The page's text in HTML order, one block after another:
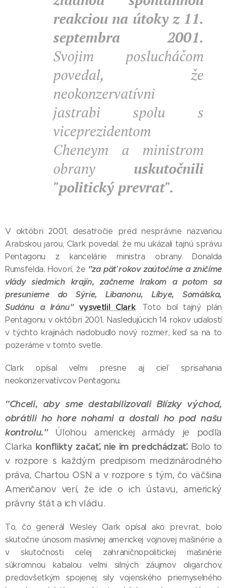
reakciou na útoky z 11.
septembra 2001.
Svojim poslucháčom
povedal,
že
neokonzervatívni
jastrabi spolu s
viceprezidentom
Cheneym a ministrom
obrany uskutočnili
"politický prevrat".
V októbri 2001, desaťročie pred nesprávne nazvanou
Arabskou jarou, Clark povedal, že mu ukázali tajnú správu
Pentagonu z kancelárie ministra obrany Donalda
Rumsfelda. Hovorí, že "za päť rokov zaútočíme a zničíme
vlády siedmich krajín, začneme Irakom a potom sa
presunieme do Sýrie, Libanonu, Líbye, Somálska,
Sudánu a Iránu" vysvetlil Clark. Toto bol tajný plán
Pentagonu v októbri 2001. Nasledujúcich 14 rokov udalostí
v týchto krajinách nadobudlo nový rozmer, keď sa na to
pozeráme v tomto svetle.
Clark opísal veľmi presne aj cieľ sprisahania
neokonzervatívcov Pentagonu.
"Chceli, aby sme destabilizovali Blízky východ,
obrátili ho hore nohami a dostali ho pod našu
kontrolu."
Úlohou americkej armády je podľa
Clarka konflikty začať, nie im predchádzať. Bolo to
v rozpore s každým predpisom medzinárodného
práva, Chartou OSN a v rozpore s tým, čo väčšina
Američanov verí, že ide o ich ústavu, americký
právny štát a ich vládu.
To, čo generál Wesley Clark opísal ako prevrat, bolo
skutočne únosom masívnej americkej vojnovej mašinérie a
v skutočnosti celej zahraničnopolitickej mašinérie
súkromnou kabalou veľmi silných záujmov oligarchov,
predovšetkým spojenej sily vojenského priemyselného